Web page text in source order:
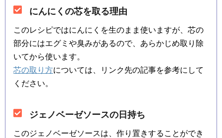
にんにくの芯を取る理由
このレシピではにんにくを生のまま使いますが、芯の
部分にはエグミや臭みがあるので、あらかじめ取り除
いてから使います。
芯の取り方については、リンク先の記事を参考にして
ください。
ジェノベーゼソースの日持ち
このジェノベーゼソースは、作り置きすることができ